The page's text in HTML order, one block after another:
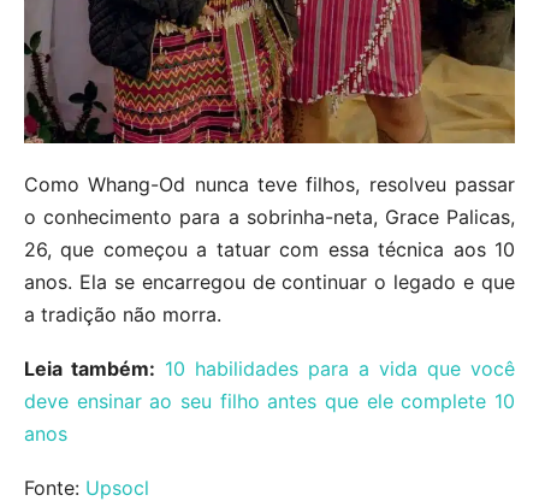
Como Whang-Od nunca teve filhos, resolveu passar
o conhecimento para a sobrinha-neta, Grace Palicas,
26, que começou a tatuar com essa técnica aos 10
anos. Ela se encarregou de continuar o legado e que
a tradição não morra.
Leia também: 10 habilidades para a vida que você
deve ensinar ao seu filho antes que ele complete 10
anos
Fonte: Upsocl